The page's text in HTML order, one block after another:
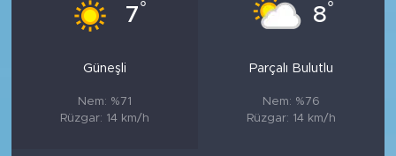
7°
Güneşli
Nem: %71
Rüzgar: 14 km/h
8°
Parçalı Bulutlu
Nem: %76
Rüzgar: 14 km/h